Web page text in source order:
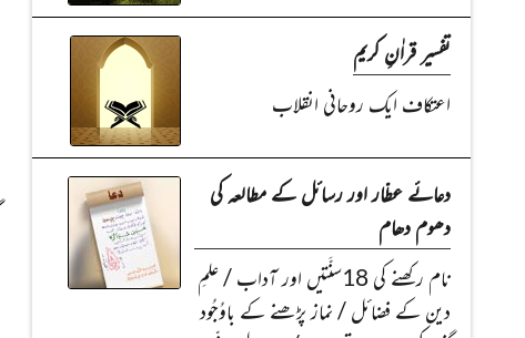
تفسیر قراٰنِ کریم
اعتکاف ایک روحانی انقلاب
دعائے عطّار اور رسائل کے مطالعہ کی
دھوم دھام
نام رکھنے کی 18سنَّتیں اور آداب / علمِ
دین کے فضائل / نماز پڑھنے کے باوُجُود